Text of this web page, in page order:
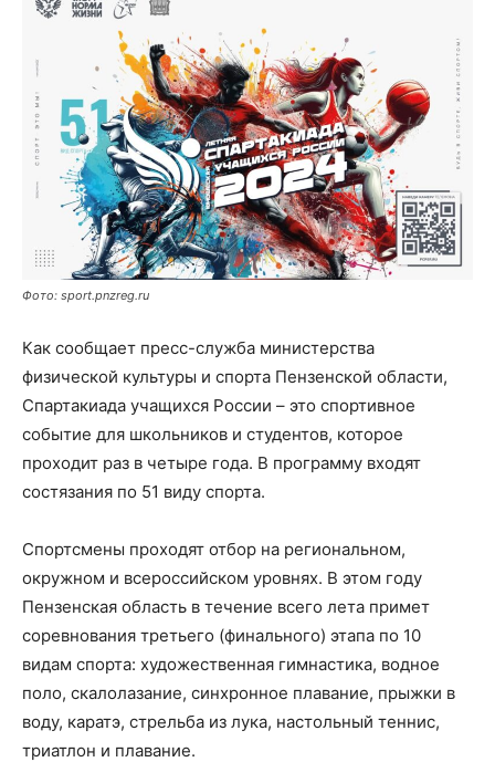
Фото: sport.pnzreg.ru
Как сообщает пресс-служба министерства
физической культуры и спорта Пензенской области,
Спартакиада учащихся России – это спортивное
событие для школьников и студентов, которое
проходит раз в четыре года. В программу входят
состязания по 51 виду спорта.
Спортсмены проходят отбор на региональном,
окружном и всероссийском уровнях. В этом году
Пензенская область в течение всего лета примет
соревнования третьего (финального) этапа по 10
видам спорта: художественная гимнастика, водное
поло, скалолазание, синхронное плавание, прыжки в
воду, каратэ, стрельба из лука, настольный теннис,
триатлон и плавание.